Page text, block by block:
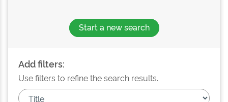
Start a new search
Add filters:
Use filters to refine the search results.